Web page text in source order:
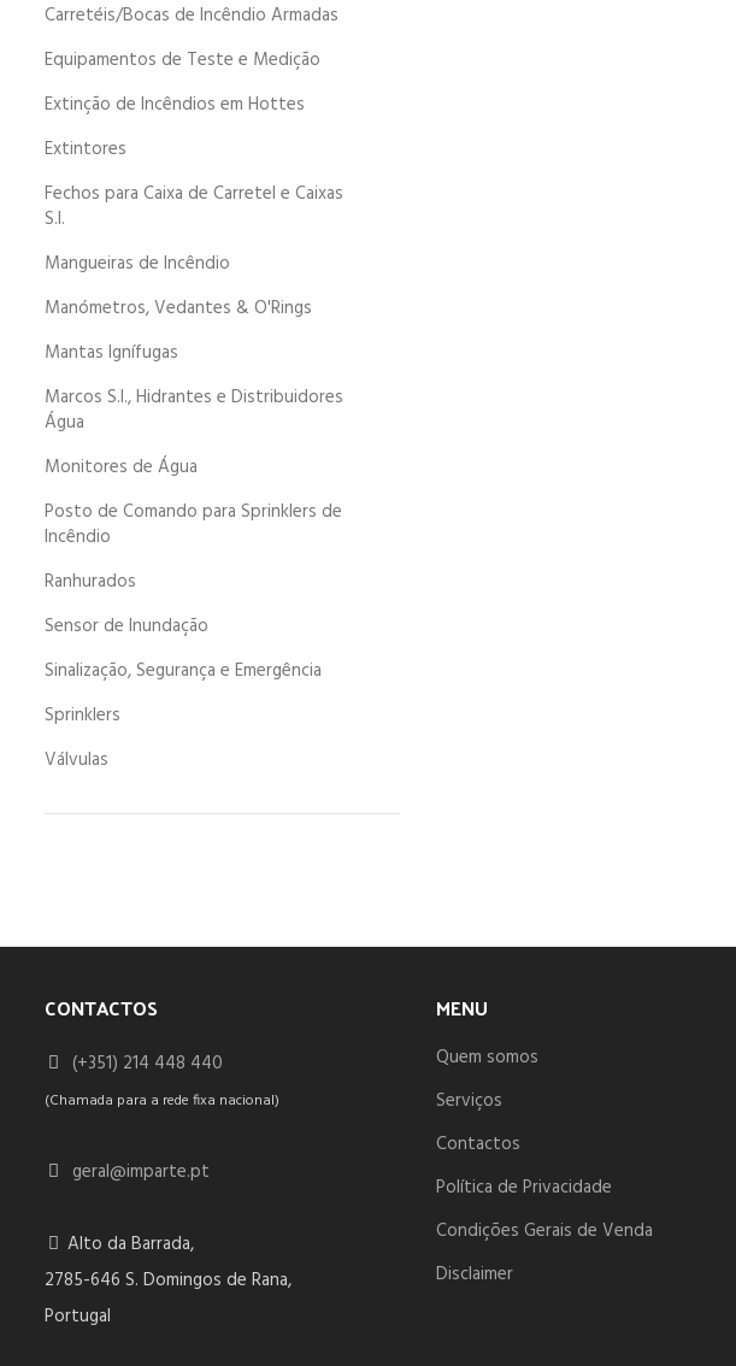
Carretéis/Bocas de Incêndio Armadas
Equipamentos de Teste e Medição
Extinção de Incêndios em Hottes
Extintores
Fechos para Caixa de Carretel e Caixas
S.I.
Mangueiras de Incêndio
Manómetros, Vedantes & O'Rings
Mantas Ignífugas
Marcos S.I., Hidrantes e Distribuidores
Água
Monitores de Água
Posto de Comando para Sprinklers de
Incêndio
Ranhurados
Sensor de Inundação
Sinalização, Segurança e Emergência
Sprinklers
Válvulas
CONTACTOS
(+351) 214 448 440
(Chamada para a rede fixa nacional)
geral@imparte.pt
Alto da Barrada,
2785-646 S. Domingos de Rana,
Portugal
MENU
Quem somos
Serviços
Contactos
Política de Privacidade
Condições Gerais de Venda
Disclaimer